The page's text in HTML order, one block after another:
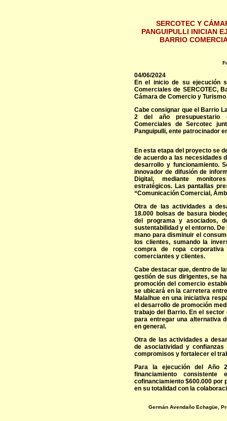
SERCOTEC Y
PANGUIPULLI INICIAN
BARRIO
04/06/2024
En el inicio de su ejecución
Comerciales de SERCOTEC,
Cámara de Comercio y
Cabe consignar que el Barrio
2 del año presupuestario
Comerciales de Sercotec
Panguipulli, ente patrocinador
En esta etapa del proyecto se
de acuerdo a las necesidades
desarrollo y funcionamiento.
innovador de difusión de
Digital, mediante
estratégicos. Las pantallas
“Comunicación Comercial,
Otra de las actividades a
18.000 bolsas de basura
del programa y asociados,
sustentabilidad y el entorno.
mano para disminuir el
los clientes, sumando la
compra de ropa
comerciantes y clientes.
Cabe destacar que, dentro de
gestión de sus dirigentes, se
promoción del comercio
se ubicará en la carretera
Malalhue en una iniciativa
el desarrollo de promoción
trabajo del Barrio. En el
para entregar una alternativa
en general.
Otra de las actividades a
de asociatividad y
compromisos y fortalecer el
Para la ejecución del Año
financiamiento
cofinanciamiento $600.000 por
en su totalidad con la
Germán Avendaño Echagüe,